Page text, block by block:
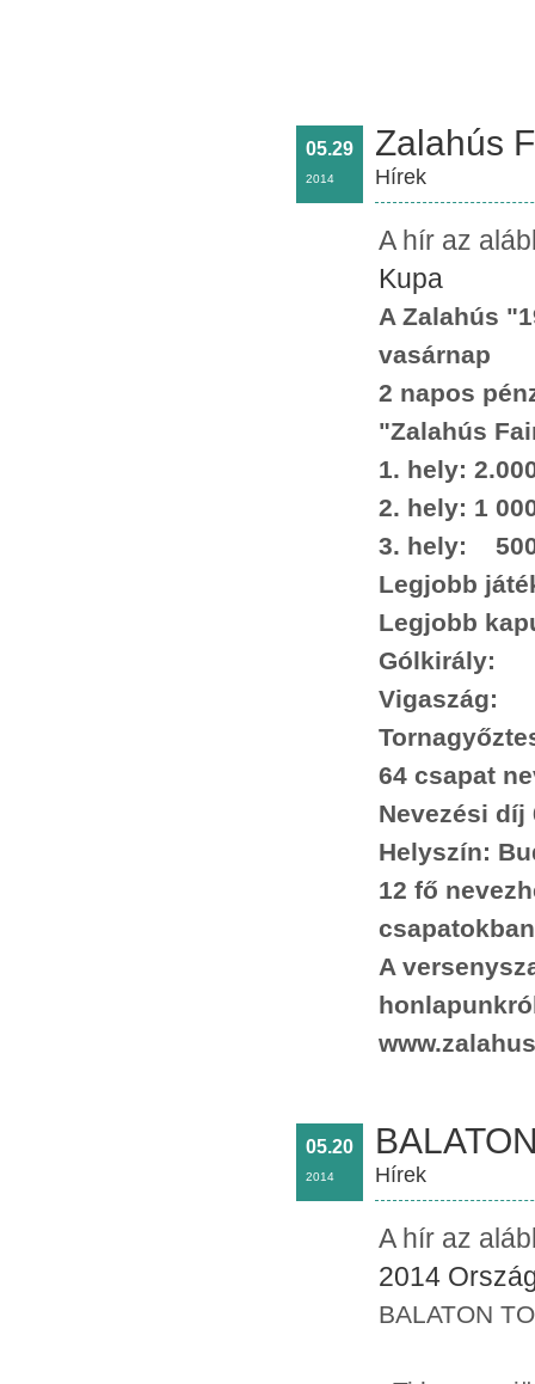
05.29
2014
Zalahús
Hírek
A hír az
Kupa
A Zalahús
vasárnap
2 napos
"Zalahús
1. hely:
2. hely: 1
3. hely:
Legjobb
Legjobb
Gólkirály:
Vigaszág:
64 csapat
Nevezési díj
Helyszín:
12 fő
csapatokban
A
05.20
2014 Hírek
A hír az
2014
BALATON